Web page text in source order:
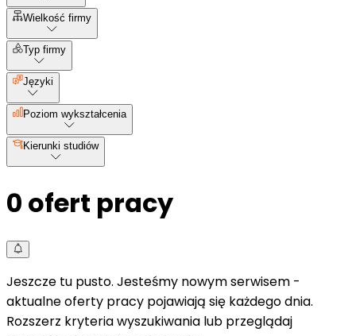
Wielkość firmy
Typ firmy
Języki
Poziom wykształcenia
Kierunki studiów
0 ofert pracy
Jeszcze tu pusto. Jesteśmy nowym serwisem -
aktualne oferty pracy pojawiają się każdego dnia.
Rozszerz kryteria wyszukiwania lub przeglądaj